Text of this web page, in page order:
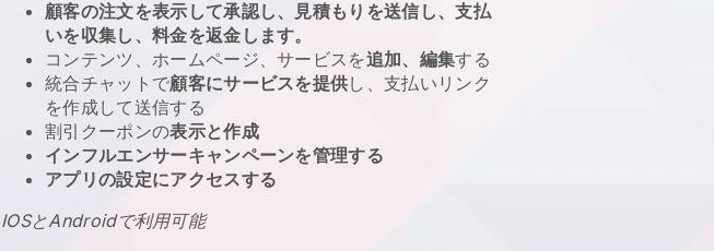
顧客の注文を表示して承認し、見積もりを送信し、支払
いを収集し、料金を返金します。
コンテンツ、ホームページ、サービスを追加、編集する
統合チャットで顧客にサービスを提供し、支払いリンク
を作成して送信する
割引クーポンの表示と作成
インフルエンサーキャンペーンを管理する
アプリの設定にアクセスする
IOSとAndroidで利用可能